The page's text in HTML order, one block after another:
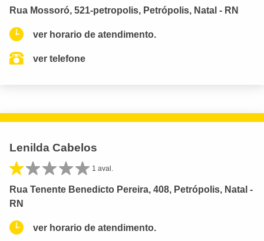
Rua Mossoró, 521-petropolis, Petrópolis, Natal - RN
ver horario de atendimento.
ver telefone
Lenilda Cabelos
1 aval.
Rua Tenente Benedicto Pereira, 408, Petrópolis, Natal -
RN
ver horario de atendimento.